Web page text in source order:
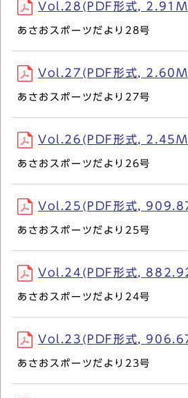
Vol.28(PDF形式,
あさおスポーツだより28号
Vol.27(PDF形式,
あさおスポーツだより27号
Vol.26(PDF形式,
あさおスポーツだより26号
Vol.25(PDF形式,
あさおスポーツだより25号
Vol.24(PDF形式,
あさおスポーツだより24号
Vol.23(PDF形式,
あさおスポーツだより23号